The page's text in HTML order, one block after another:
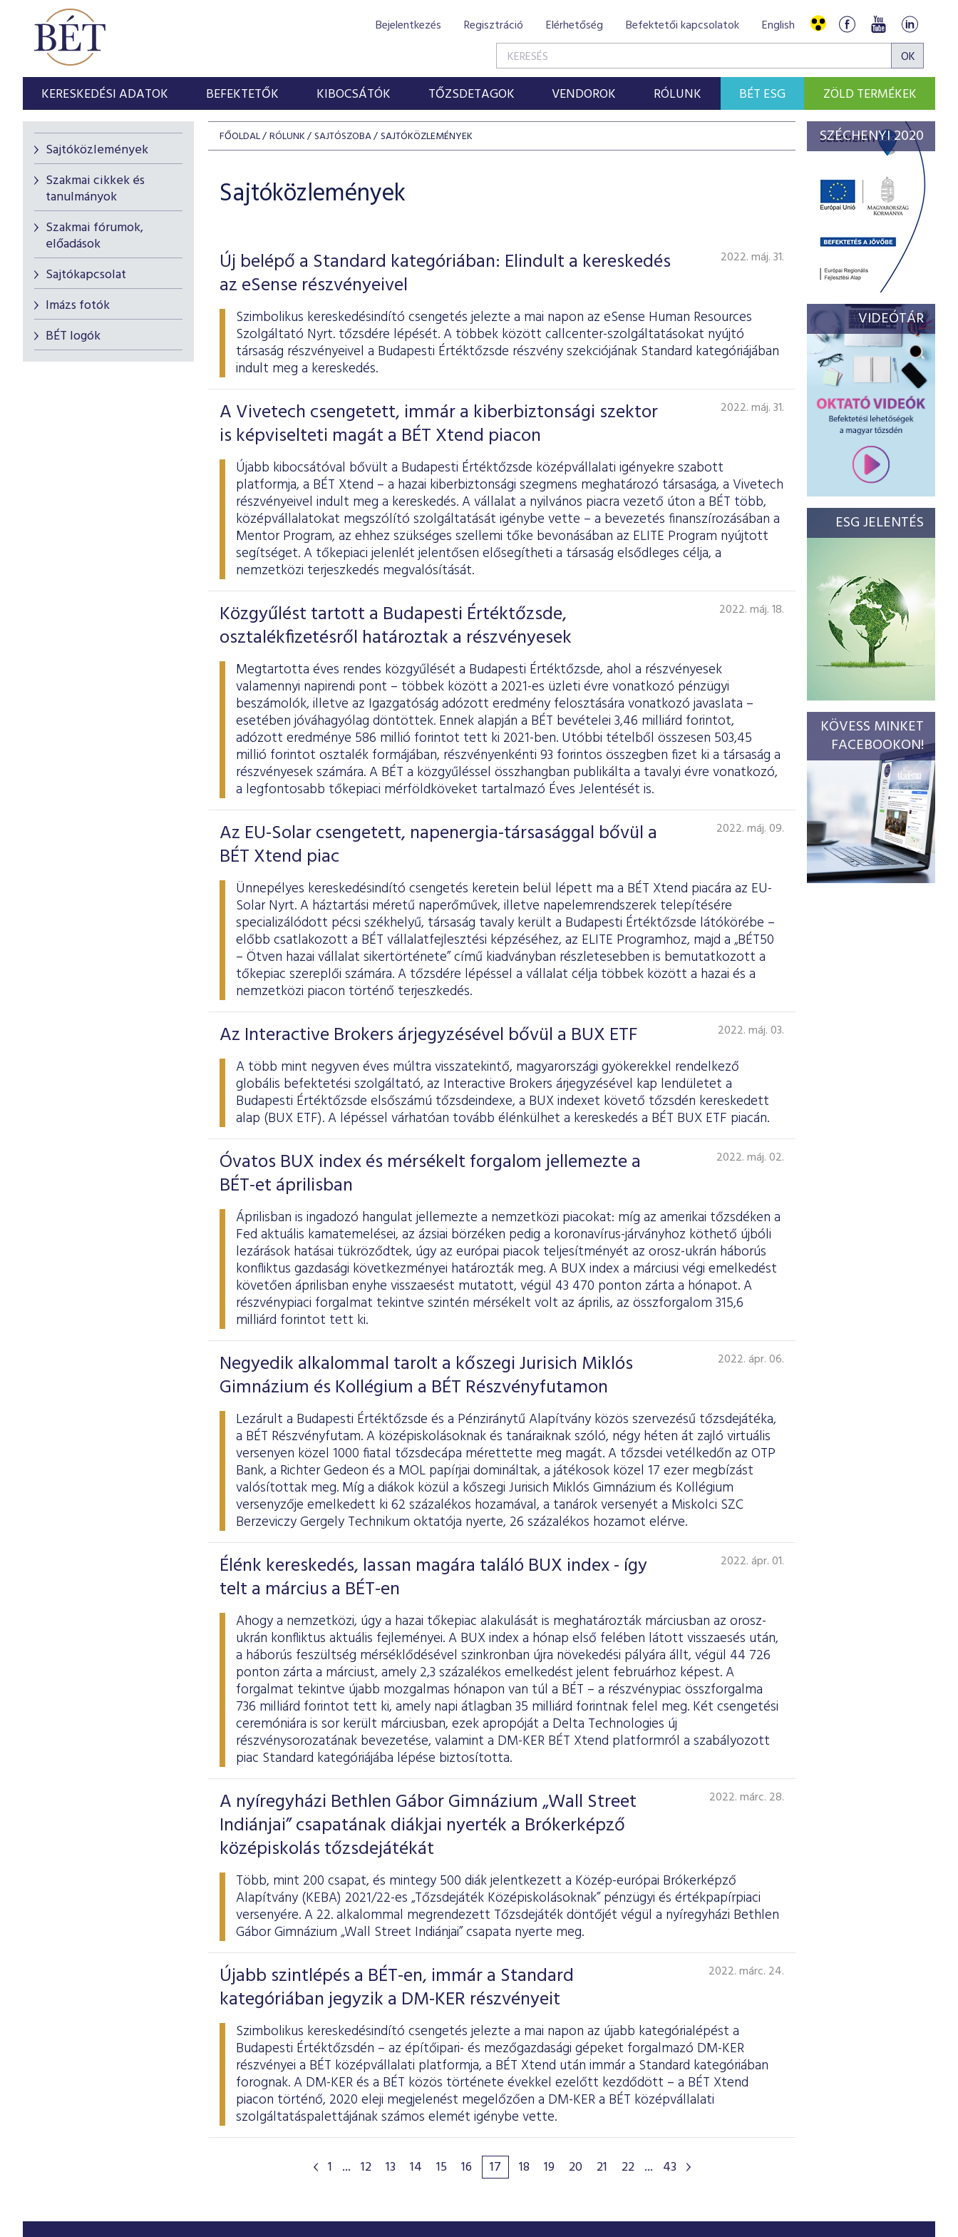
Bejelentkezés Regisztráció Elérhetőség Befektetői kapcsolatok English
KERESKEDÉSI ADATOK BEFEKTETŐK KIBOCSÁTÓK TŐZSDETAGOK VENDOROK RÓLUNK BÉT ESG ZÖLD TERMÉKEK
Sajtóközlemények
Szakmai cikkek és
tanulmányok
Szakmai fórumok,
előadások
Sajtókapcsolat
Imázs fotók
BÉT logók
FŐOLDAL RÓLUNK SAJTÓSZOBA SAJTÓKÖZLEMÉNYEK
Sajtóközlemények
Új belépő a Standard kategóriában: Elindult a kereskedés
az eSense részvényeivel
2022. máj. 31.
Szimbolikus kereskedésindító csengetés jelezte a mai napon az eSense Human Resources
Szolgáltató Nyrt. tőzsdére lépését. A többek között callcenter-szolgáltatásokat nyújtó
társaság részvényeivel a Budapesti Értéktőzsde részvény szekciójának Standard kategóriájában
indult meg a kereskedés.
A Vivetech csengetett, immár a kiberbiztonsági szektor
is képviselteti magát a BÉT Xtend piacon
2022. máj. 31.
Újabb kibocsátóval bővült a Budapesti Értéktőzsde középvállalati igényekre szabott
platformja, a BÉT Xtend – a hazai kiberbiztonsági szegmens meghatározó társasága, a Vivetech
részvényeivel indult meg a kereskedés. A vállalat a nyilvános piacra vezető úton a BÉT több,
középvállalatokat megszólító szolgáltatását igénybe vette – a bevezetés finanszírozásában a
Mentor Program, az ehhez szükséges szellemi tőke bevonásában az ELITE Program nyújtott
segítséget. A tőkepiaci jelenlét jelentősen elősegítheti a társaság elsődleges célja, a
nemzetközi terjeszkedés megvalósítását.
Közgyűlést tartott a Budapesti Értéktőzsde,
osztalékfizetésről határoztak a részvényesek
2022. máj. 18.
Megtartotta éves rendes közgyűlését a Budapesti Értéktőzsde, ahol a részvényesek
valamennyi napirendi pont – többek között a 2021-es üzleti évre vonatkozó pénzügyi
beszámolók, illetve az Igazgatóság adózott eredmény felosztására vonatkozó javaslata –
esetében jóváhagyólag döntöttek. Ennek alapján a BÉT bevételei 3,46 milliárd forintot,
adózott eredménye 586 millió forintot tett ki 2021-ben. Utóbbi tételből összesen 503,45
millió forintot osztalék formájában, részvényenkénti 93 forintos összegben fizet ki a társaság a
részvényesek számára. A BÉT a közgyűléssel összhangban publikálta a tavalyi évre vonatkozó,
a legfontosabb tőkepiaci mérföldköveket tartalmazó Éves Jelentését is.
Az EU-Solar csengetett, napenergia-társasággal bővül a
BÉT Xtend piac
2022. máj. 09.
Ünnepélyes kereskedésindító csengetés keretein belül lépett ma a BÉT Xtend piacára az EU-
Solar Nyrt. A háztartási méretű naperőművek, illetve napelemrendszerek telepítésére
specializálódott pécsi székhelyű, társaság tavaly került a Budapesti Értéktőzsde látókörébe –
előbb csatlakozott a BÉT vállalatfejlesztési képzéséhez, az ELITE Programhoz, majd a „BÉT50
– Ötven hazai vállalat sikertörténete” című kiadványban részletesebben is bemutatkozott a
tőkepiac szereplői számára. A tőzsdére lépéssel a vállalat célja többek között a hazai és a
nemzetközi piacon történő terjeszkedés.
Az Interactive Brokers árjegyzésével bővül a BUX ETF 2022. máj. 03.
A több mint negyven éves múltra visszatekintő, magyarországi gyökerekkel rendelkező
globális befektetési szolgáltató, az Interactive Brokers árjegyzésével kap lendületet a
Budapesti Értéktőzsde elsőszámú tőzsdeindexe, a BUX indexet követő tőzsdén kereskedett
alap (BUX ETF). A lépéssel várhatóan tovább élénkülhet a kereskedés a BÉT BUX ETF piacán.
Óvatos BUX index és mérsékelt forgalom jellemezte a
BÉT-et áprilisban
2022. máj. 02.
Áprilisban is ingadozó hangulat jellemezte a nemzetközi piacokat: míg az amerikai tőzsdéken a
Fed aktuális kamatemelései, az ázsiai börzéken pedig a koronavírus-járványhoz köthető újbóli
lezárások hatásai tükröződtek, úgy az európai piacok teljesítményét az orosz-ukrán háborús
konfliktus gazdasági következményei határozták meg. A BUX index a márciusi végi emelkedést
követően áprilisban enyhe visszaesést mutatott, végül 43 470 ponton zárta a hónapot. A
részvénypiaci forgalmat tekintve szintén mérsékelt volt az április, az összforgalom 315,6
milliárd forintot tett ki.
Negyedik alkalommal tarolt a kőszegi Jurisich Miklós
Gimnázium és Kollégium a BÉT Részvényfutamon
2022. ápr. 06.
Lezárult a Budapesti Értéktőzsde és a Pénziránytű Alapítvány közös szervezésű tőzsdejátéka,
a BÉT Részvényfutam. A középiskolásoknak és tanáraiknak szóló, négy héten át zajló virtuális
versenyen közel 1000 fiatal tőzsdecápa mérettette meg magát. A tőzsdei vetélkedőn az OTP
Bank, a Richter Gedeon és a MOL papírjai domináltak, a játékosok közel 17 ezer megbízást
valósítottak meg. Míg a diákok közül a kőszegi Jurisich Miklós Gimnázium és Kollégium
versenyzője emelkedett ki 62 százalékos hozamával, a tanárok versenyét a Miskolci SZC
Berzeviczy Gergely Technikum oktatója nyerte, 26 százalékos hozamot elérve.
Élénk kereskedés, lassan magára találó BUX index - így
telt a március a BÉT-en
2022. ápr. 01.
Ahogy a nemzetközi, úgy a hazai tőkepiac alakulását is meghatározták márciusban az orosz-
ukrán konfliktus aktuális fejleményei. A BUX index a hónap első felében látott visszaesés után,
a háborús feszültség mérséklődésével szinkronban újra növekedési pályára állt, végül 44 726
ponton zárta a márciust, amely 2,3 százalékos emelkedést jelent februárhoz képest. A
forgalmat tekintve újabb mozgalmas hónapon van túl a BÉT – a részvénypiac összforgalma
736 milliárd forintot tett ki, amely napi átlagban 35 milliárd forintnak felel meg. Két csengetési
ceremóniára is sor került márciusban, ezek apropóját a Delta Technologies új
részvénysorozatának bevezetése, valamint a DM-KER BÉT Xtend platformról a szabályozott
piac Standard kategóriájába lépése biztosította.
A nyíregyházi Bethlen Gábor Gimnázium „Wall Street
Indiánjai” csapatának diákjai nyerték a Brókerképző
középiskolás tőzsdejátékát
2022. márc. 28.
Több, mint 200 csapat, és mintegy 500 diák jelentkezett a Közép-európai Brókerképző
Alapítvány (KEBA) 2021/22-es „Tőzsdejáték Középiskolásoknak” pénzügyi és értékpapírpiaci
versenyére. A 22. alkalommal megrendezett Tőzsdejáték döntőjét végül a nyíregyházi Bethlen
Gábor Gimnázium „Wall Street Indiánjai” csapata nyerte meg.
Újabb szintlépés a BÉT-en, immár a Standard
kategóriában jegyzik a DM-KER részvényeit
2022. márc. 24.
Szimbolikus kereskedésindító csengetés jelezte a mai napon az újabb kategórialépést a
Budapesti Értéktőzsdén – az építőipari- és mezőgazdasági gépeket forgalmazó DM-KER
részvényei a BÉT középvállalati platformja, a BÉT Xtend után immár a Standard kategóriában
forognak. A DM-KER és a BÉT közös története évekkel ezelőtt kezdődött – a BÉT Xtend
piacon történő, 2020 eleji megjelenést megelőzően a DM-KER a BÉT középvállalati
szolgáltatáspalettájának számos elemét igénybe vette.
1 ... 12 13 14 15 16 17 18 19 20 21 22 ... 43
SZÉCHENYI 2020
VIDEÓTÁR
ESG JELENTÉS
KÖVESS MINKET
FACEBOOKON!